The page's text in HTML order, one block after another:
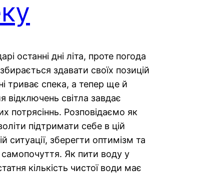
останні дні літа, проте погода
здавати своїх позицій
триває спека, а тепер ще й
відключень світла завдає
потрясіннь. Розповідаємо як
підтримати себе в цій
ситуації, зберегти оптимізм та
самопочуття. Як пити воду у
кількість чистої води має